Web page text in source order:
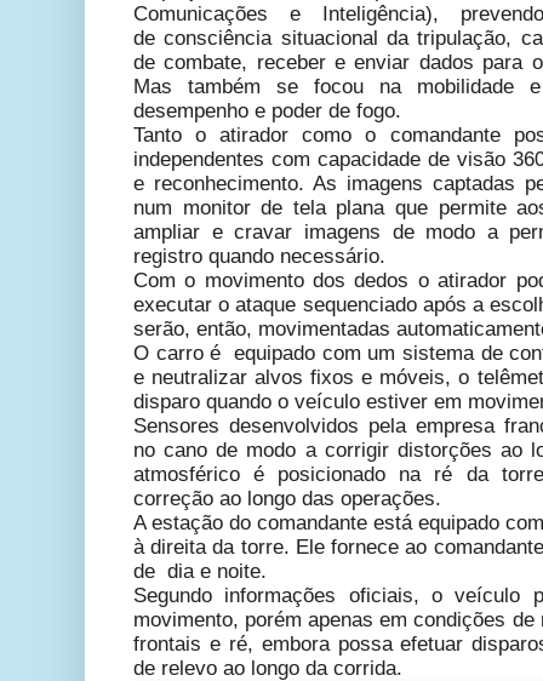
Comunicações e Inteligência),
de consciência situacional da tripulação,
de combate, receber e enviar dados para
Mas também se focou na mobilidade
desempenho e poder de fogo.
Tanto o atirador como o comandante
independentes com capacidade de visão
e reconhecimento. As imagens captadas
num monitor de tela plana que permite
ampliar e cravar imagens de modo a
registro quando necessário.
Com o movimento dos dedos o atirador
executar o ataque sequenciado após a
serão, então, movimentadas
O carro é equipado com um sistema de
e neutralizar alvos fixos e móveis, o
disparo quando o veículo estiver em
Sensores desenvolvidos pela empresa
no cano de modo a corrigir distorções ao
atmosférico é posicionado na ré da
correção ao longo das operações.
A estação do comandante está equipado
à direita da torre. Ele fornece ao
de dia e noite.
Segundo informações oficiais, o veículo
movimento, porém apenas em condições
frontais e ré, embora possa efetuar
de relevo ao longo da corrida.